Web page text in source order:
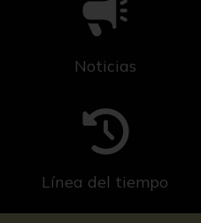
Noticias
Línea del tiempo